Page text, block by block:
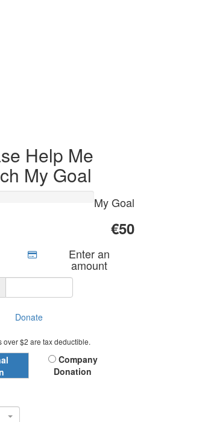
Help Me
My Goal
My Goal
€50
Enter an
amount
Donate
over $2 are tax deductible.
Company
Donation